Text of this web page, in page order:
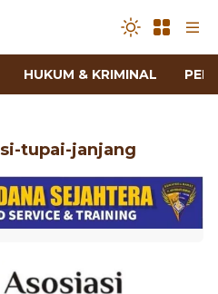
HUKUM & KRIMINAL
tupai-janjang